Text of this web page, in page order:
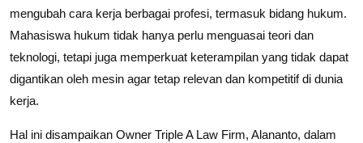
mengubah cara kerja berbagai profesi, termasuk bidang hukum.
Mahasiswa hukum tidak hanya perlu menguasai teori dan
teknologi, tetapi juga memperkuat keterampilan yang tidak dapat
digantikan oleh mesin agar tetap relevan dan kompetitif di dunia
kerja.
Hal ini disampaikan Owner Triple A Law Firm, Alananto, dalam